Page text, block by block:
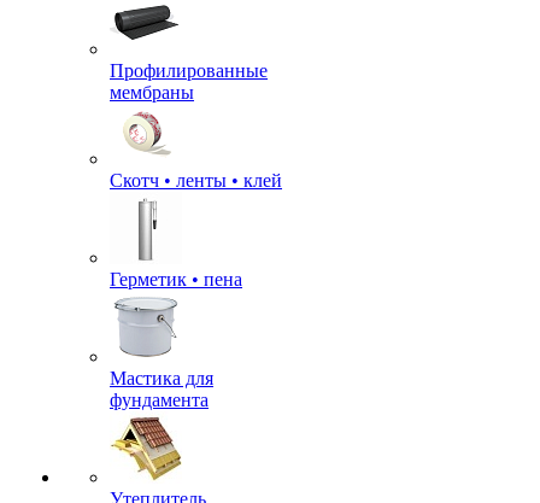
Профилированные
мембраны
Скотч • ленты • клей
Герметик • пена
Мастика для
фундамента
Утеплитель